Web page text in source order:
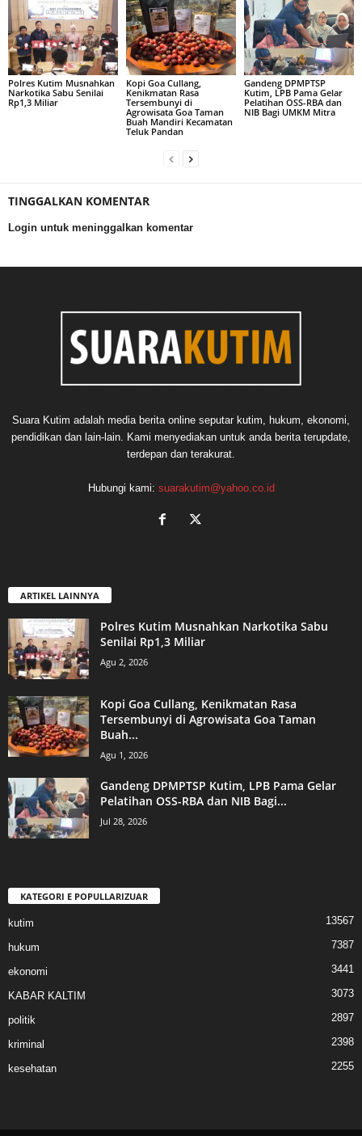
Polres Kutim Musnahkan
Narkotika Sabu Senilai
Rp1,3 Miliar
Kopi Goa Cullang,
Kenikmatan Rasa
Tersembunyi di
Agrowisata Goa Taman
Buah Mandiri Kecamatan
Teluk Pandan
Gandeng DPMPTSP
Kutim, LPB Pama Gelar
Pelatihan OSS-RBA dan
NIB Bagi UMKM Mitra
TINGGALKAN KOMENTAR
Login untuk meninggalkan komentar
Suara Kutim adalah media berita online seputar kutim, hukum, ekonomi,
pendidikan dan lain-lain. Kami menyediakan untuk anda berita terupdate,
terdepan dan terakurat.
Hubungi kami: suarakutim@yahoo.co.id
ARTIKEL LAINNYA
Polres Kutim Musnahkan Narkotika Sabu
Senilai Rp1,3 Miliar
Agu 2, 2026
Kopi Goa Cullang, Kenikmatan Rasa
Tersembunyi di Agrowisata Goa Taman
Buah...
Agu 1, 2026
Gandeng DPMPTSP Kutim, LPB Pama Gelar
Pelatihan OSS-RBA dan NIB Bagi...
Jul 28, 2026
KATEGORI E POPULLARIZUAR
kutim 13567
hukum 7387
ekonomi 3441
KABAR KALTIM 3073
politik 2897
kriminal 2398
kesehatan 2255